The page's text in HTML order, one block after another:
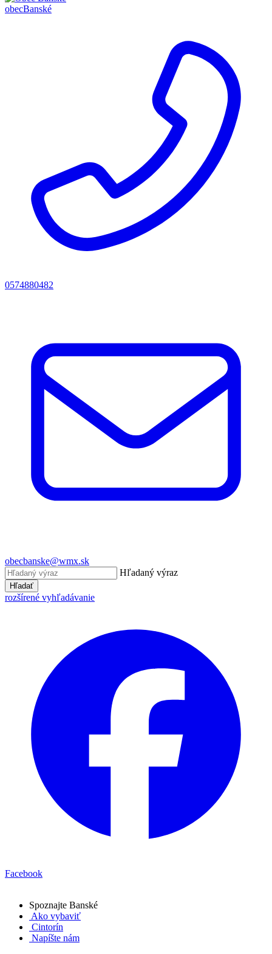
obecBanské
0574880482
obecbanske@wmx.sk
Hľadaný výraz
Hľadať
rozšírené vyhľadávanie
Facebook
Spoznajte Banské
Ako vybaviť
Cintorín
Napíšte nám